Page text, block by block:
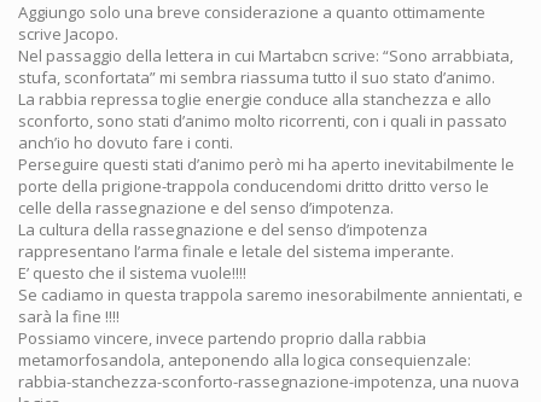
Aggiungo solo una breve considerazione a quanto ottimamente
scrive Jacopo.
Nel passaggio della lettera in cui Martabcn scrive: “Sono arrabbiata,
stufa, sconfortata” mi sembra riassuma tutto il suo stato d’animo.
La rabbia repressa toglie energie conduce alla stanchezza e allo
sconforto, sono stati d’animo molto ricorrenti, con i quali in passato
anch’io ho dovuto fare i conti.
Perseguire questi stati d’animo però mi ha aperto inevitabilmente le
porte della prigione-trappola conducendomi dritto dritto verso le
celle della rassegnazione e del senso d’impotenza.
La cultura della rassegnazione e del senso d’impotenza
rappresentano l’arma finale e letale del sistema imperante.
E’ questo che il sistema vuole!!!!
Se cadiamo in questa trappola saremo inesorabilmente annientati, e
sarà la fine !!!!
Possiamo vincere, invece partendo proprio dalla rabbia
metamorfosandola, anteponendo alla logica consequienzale:
rabbia-stanchezza-sconforto-rassegnazione-impotenza, una nuova